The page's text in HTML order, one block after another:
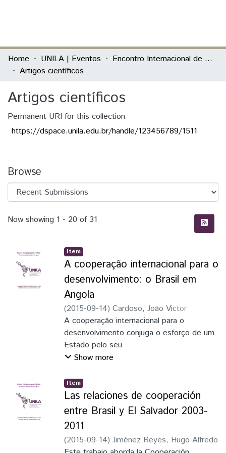
Communities & Collections
All of DSpace
Statistics
Home UNILA | Eventos
Encontro Internacional de Política Externa Latino-Americana
Artigos científicos
Artigos científicos
Permanent URI for this collection
https://dspace.unila.edu.br/handle/123456789/1511
Browse
Recent Submissions
Now showing 1 - 20 of 31
Item
A cooperação internacional para o
desenvolvimento: o Brasil em
Angola
(2015-09-14) Cardoso, João Victor
Marques
A cooperação internacional para o
desenvolvimento conjuga o esforço de um
Estado pelo seu
desenvolvimento e o interesse de outros
financeira ou técnica. As
diversas modalidades e os atores
envolvidos determinam as características
da cooperação, podendo ser
questionada a sua eficácia. Com base na
projeção de países emergentes no sistema
Show more
Item
Las relaciones de cooperación
entre Brasil y El Salvador 2003-
2011
(2015-09-14) Jiménez Reyes, Hugo Alfredo